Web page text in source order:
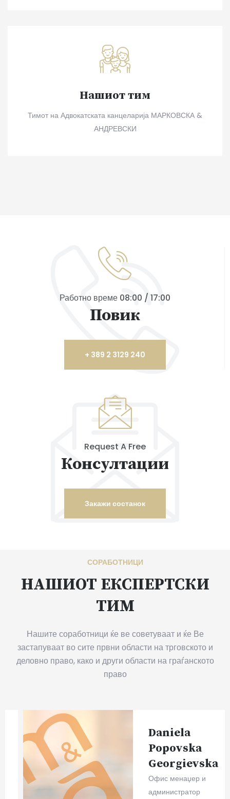
Нашиот тим
Тимот на Адвокатската канцеларија МАРКОВСКА &
АНДРЕВСКИ
Работно време 08:00 / 17:00
Повик
+ 389 2 3129 240
Request A Free
Консултации
Закажи состанок
СОРАБОТНИЦИ
НАШИОТ ЕКСПЕРТСКИ
ТИМ
Нашите соработници ќе ве советуваат и ќе Ве
застапуваат во сите првни области на трговското и
деловно право, како и други области на граѓанското
право
Daniela
Popovska
Georgievska
Офис менаџер и
администратор